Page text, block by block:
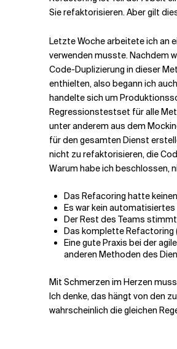
Sie refaktorisieren. Aber gilt
Letzte Woche arbeitete ich an
verwenden musste. Nachdem
Code-Duplizierung in dieser
enthielten, also begann ich
handelte sich um
Regressionstestset für alle
unter anderem aus dem
für den gesamten Dienst
nicht zu refaktorisieren, die
Warum habe ich beschlossen,
Das Refacoring hatte
Es war kein
Der Rest des Teams
Das komplette Refactoring
Eine gute Praxis bei der
anderen Methoden des
Mit Schmerzen im Herzen
Ich denke, das hängt von den
wahrscheinlich die gleichen